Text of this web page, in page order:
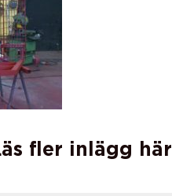
fler inlägg här